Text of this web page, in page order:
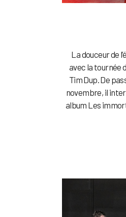
La douceur de
avec la tournée
Tim Dup. De
novembre, il
album Les